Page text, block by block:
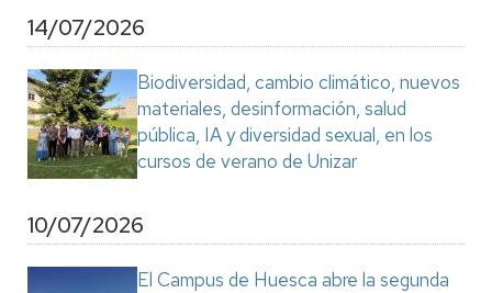
14/07/2026
Biodiversidad, cambio climático, nuevos
materiales, desinformación, salud
pública, IA y diversidad sexual, en los
cursos de verano de Unizar
10/07/2026
El Campus de Huesca abre la segunda